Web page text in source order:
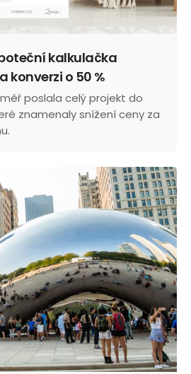
kalkulačka
konverzi o 50 %
poslala celý projekt do
znamenaly snížení ceny za